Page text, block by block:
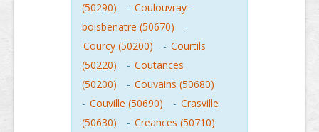
(50290)
- Coulouvray-
boisbenatre (50670)
-
Courcy (50200)
- Courtils
(50220)
- Coutances
(50200)
- Couvains (50680)
- Couville (50690) - Crasville
(50630)
- Creances (50710)